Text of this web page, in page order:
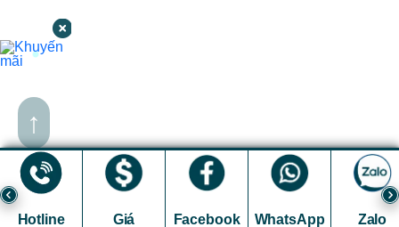
Hotline Giá Facebook WhatsApp Zalo
↑